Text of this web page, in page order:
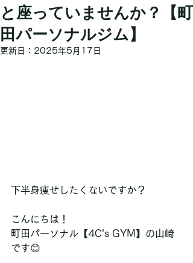
と座っていませんか？【町
田パーソナルジム】
更新日： 2025年5月17日
下半身痩せしたくないですか？
こんにちは！
町田パーソナル【4C's GYM】の山崎
です😊